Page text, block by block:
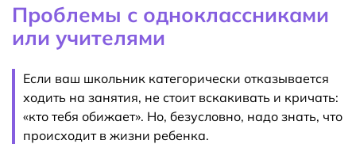
Проблемы с одноклассниками
или учителями
Если ваш школьник категорически отказывается
ходить на занятия, не стоит вскакивать и кричать:
«кто тебя обижает». Но, безусловно, надо знать, что
происходит в жизни ребенка.